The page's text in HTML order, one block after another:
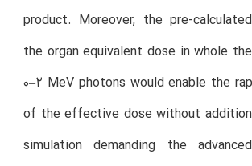
product. Moreover, the pre-
the organ equivalent dose in whole
0–2 MeV photons would enable the
of the effective dose without
simulation demanding the